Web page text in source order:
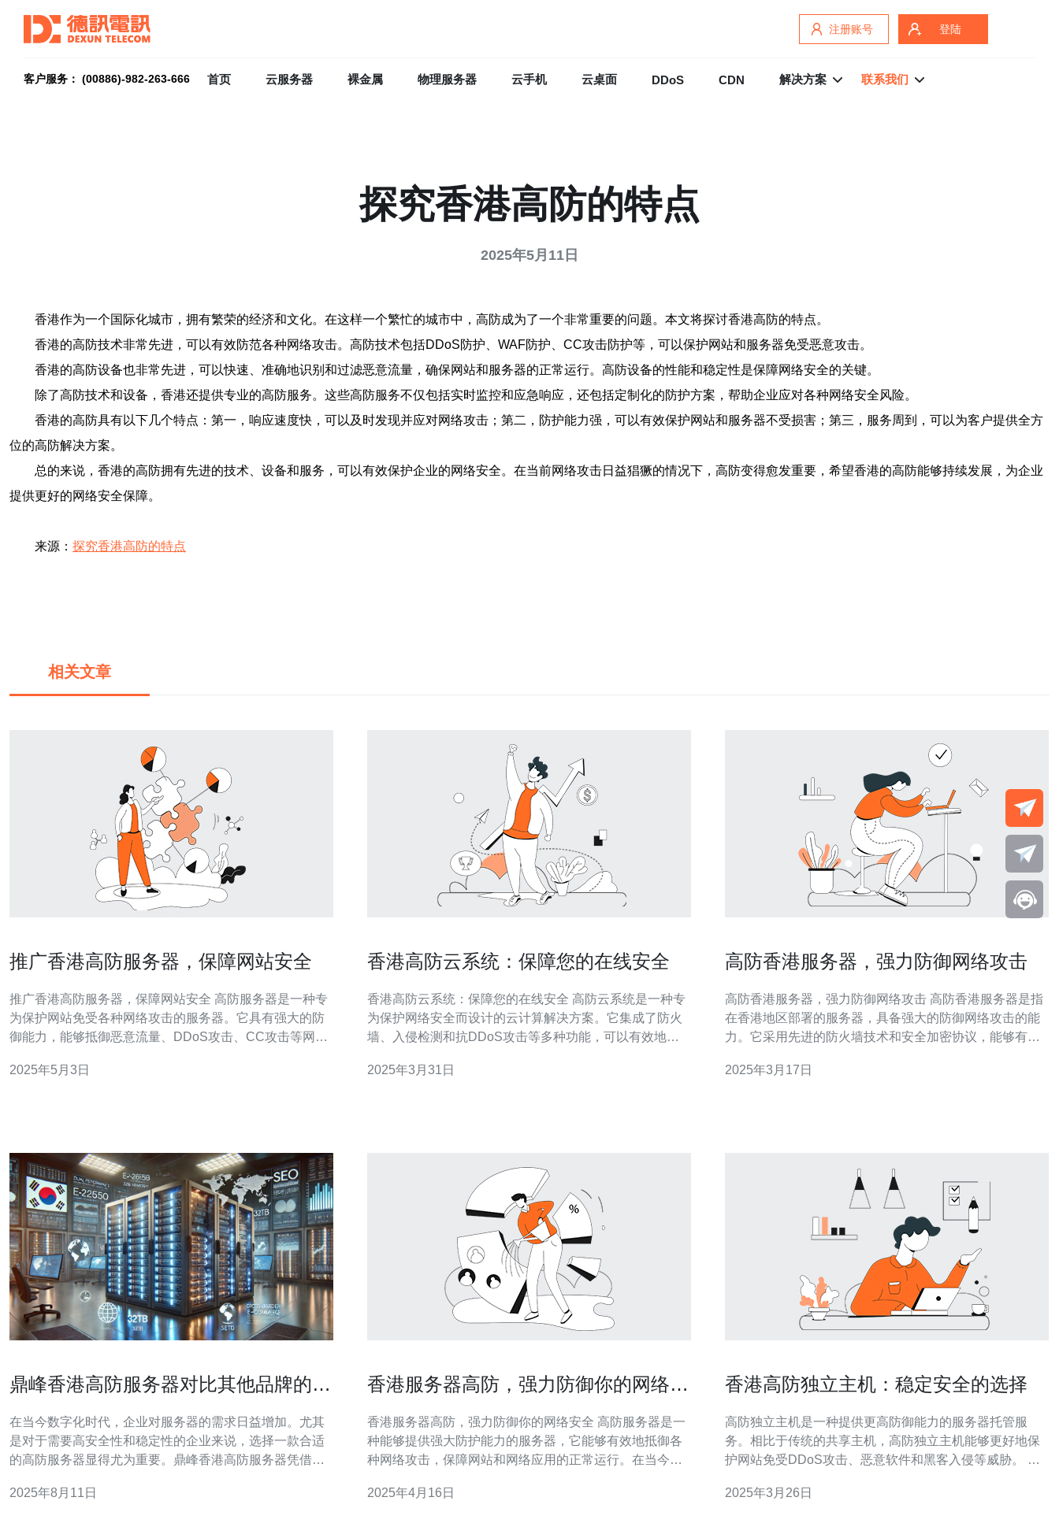
注册账号 登陆
客户服务： (00886)-982-263-666 首页 云服务器 裸金属 物理服务器 云手机 云桌面 DDoS CDN 解决方案 联系我们
探究香港高防的特点
2025年5月11日
香港作为一个国际化城市，拥有繁荣的经济和文化。在这样一个繁忙的城市中，高防成为了一个非常重要的问题。本文将探讨香港高防的特点。
香港的高防技术非常先进，可以有效防范各种网络攻击。高防技术包括DDoS防护、WAF防护、CC攻击防护等，可以保护网站和服务器免受恶意攻击。
香港的高防设备也非常先进，可以快速、准确地识别和过滤恶意流量，确保网站和服务器的正常运行。高防设备的性能和稳定性是保障网络安全的关键。
除了高防技术和设备，香港还提供专业的高防服务。这些高防服务不仅包括实时监控和应急响应，还包括定制化的防护方案，帮助企业应对各种网络安全风险。
香港的高防具有以下几个特点：第一，响应速度快，可以及时发现并应对网络攻击；第二，防护能力强，可以有效保护网站和服务器不受损害；第三，服务周到，可以为客户提供全方
位的高防解决方案。
总的来说，香港的高防拥有先进的技术、设备和服务，可以有效保护企业的网络安全。在当前网络攻击日益猖獗的情况下，高防变得愈发重要，希望香港的高防能够持续发展，为企业
提供更好的网络安全保障。
来源： 探究香港高防的特点
相关文章
推广香港高防服务器，保障网站安全
推广香港高防服务器，保障网站安全 高防服务器是一种专
为保护网站免受各种网络攻击的服务器。它具有强大的防
御能力，能够抵御恶意流量、DDoS攻击、CC攻击等网络
络基础设施和技术实力。香港高防服务器能够为网站提供
2025年5月3日
香港高防云系统：保障您的在线安全
香港高防云系统：保障您的在线安全 高防云系统是一种专
为保护网络安全而设计的云计算解决方案。它集成了防火
墙、入侵检测和抗DDoS攻击等多种功能，可以有效地保
安全防护服务，有以下几个主要优点： 全面的安全保护：
2025年3月31日
高防香港服务器，强力防御网络攻击
高防香港服务器，强力防御网络攻击 高防香港服务器是指
在香港地区部署的服务器，具备强大的防御网络攻击的能
力。它采用先进的防火墙技术和安全加密协议，能够有效
着互联网的快速发展，网络攻击已经成为一个严重的威
2025年3月17日
鼎峰香港高防服务器对比其他品牌的优
在当今数字化时代，企业对服务器的需求日益增加。尤其
是对于需要高安全性和稳定性的企业来说，选择一款合适
的高防服务器显得尤为重要。鼎峰香港高防服务器凭借其
文将对鼎峰香港高防服务器与其他品牌进行全面对比，帮
2025年8月11日
香港服务器高防，强力防御你的网络安
香港服务器高防，强力防御你的网络安全 高防服务器是一
种能够提供强大防护能力的服务器，它能够有效地抵御各
种网络攻击，保障网站和网络应用的正常运行。在当今网
企业的网络安全至关重要。 香港服务器高防是一种在香港
2025年4月16日
香港高防独立主机：稳定安全的选择
高防独立主机是一种提供更高防御能力的服务器托管服
务。相比于传统的共享主机，高防独立主机能够更好地保
护网站免受DDoS攻击、恶意软件和黑客入侵等威胁。 香
和丰富的网络资源。选择香港高防独立主机，可以享受到
2025年3月26日